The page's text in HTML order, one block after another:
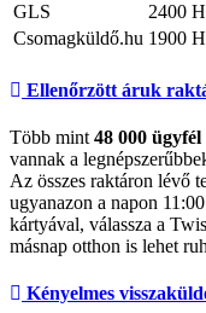
GLS
2400
Csomagküldő.hu 1900
Ellenőrzött áruk
Több mint 48 000 ügyfél
vannak a
Az összes raktáron lévő
ugyanazon a napon
kártyával, válassza a
másnap otthon is lehet
Kényelmes